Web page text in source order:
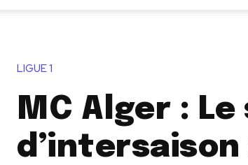
LIGUE 1
MC Alger :